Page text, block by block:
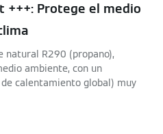
+++: Protege el medio
natural R290 (propano),
ambiente, con un
calentamiento global) muy